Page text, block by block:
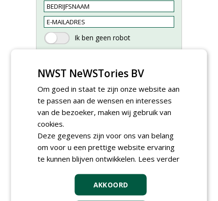
Groeiplaats specialist bij
30-07-2026, Schalkwijk
Boominspecteur bij
Boomtotaalzorg24-40 uur
Projectleider (HBO - 40 uur)
bij Weijtmans
NWST NeWSTories BV
Om goed in staat te zijn onze website aan
te passen aan de wensen en interesses
van de bezoeker, maken wij gebruik van
cookies.
Deze gegevens zijn voor ons van belang
om voor u een prettige website ervaring
te kunnen blijven ontwikkelen. Lees verder
AKKOORD